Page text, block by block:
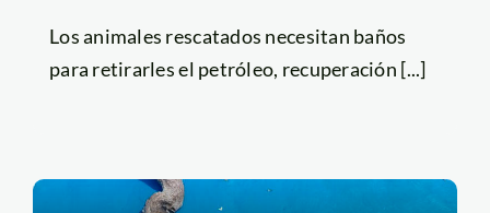
Los animales rescatados necesitan baños
para retirarles el petróleo, recuperación [...]